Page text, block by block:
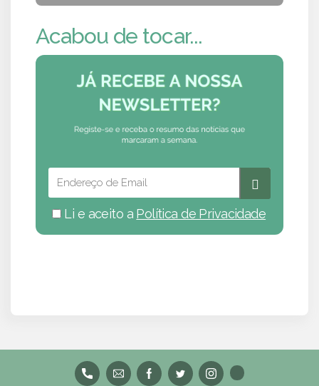
Acabou de tocar...
Li e aceito a Política de Privacidade